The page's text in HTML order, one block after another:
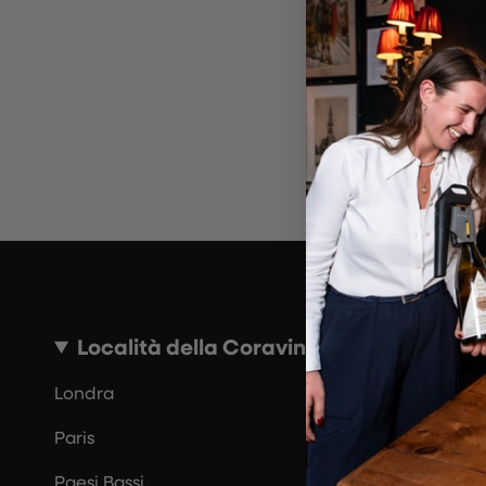
~10 MINUTI
Località della Coravin Guide
Londra
Paris
Paesi Bassi